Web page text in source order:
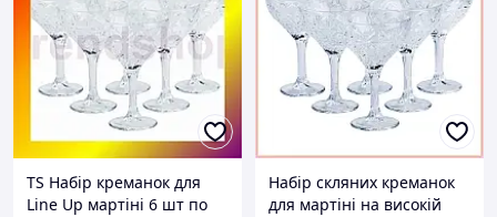
TS Набір креманок для
Line Up мартіні 6 шт по
Набір скляних креманок
для мартіні на високій